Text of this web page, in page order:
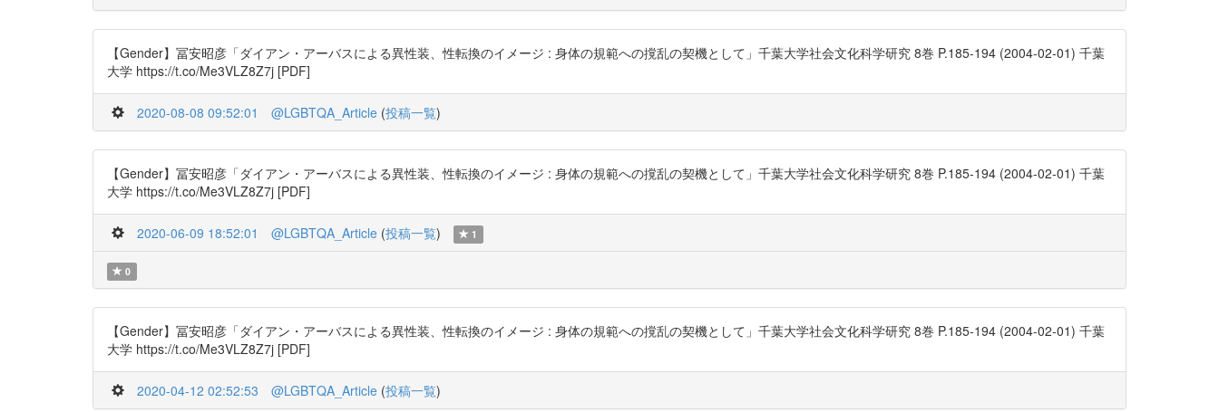
【Gender】冨安昭彦「ダイアン・アーバスによる異性装、性転換のイメージ : 身体の規範への撹乱の契機として」千葉大学社会文化科学研究 8巻 P.185-194 (2004-02-01) 千葉
大学 https://t.co/Me3VLZ8Z7j [PDF]
2020-08-08 09:52:01 @LGBTQA_Article (投稿一覧)
【Gender】冨安昭彦「ダイアン・アーバスによる異性装、性転換のイメージ : 身体の規範への撹乱の契機として」千葉大学社会文化科学研究 8巻 P.185-194 (2004-02-01) 千葉
大学 https://t.co/Me3VLZ8Z7j [PDF]
2020-06-09 18:52:01 @LGBTQA_Article (投稿一覧) 1
0
【Gender】冨安昭彦「ダイアン・アーバスによる異性装、性転換のイメージ : 身体の規範への撹乱の契機として」千葉大学社会文化科学研究 8巻 P.185-194 (2004-02-01) 千葉
大学 https://t.co/Me3VLZ8Z7j [PDF]
2020-04-12 02:52:53 @LGBTQA_Article (投稿一覧)